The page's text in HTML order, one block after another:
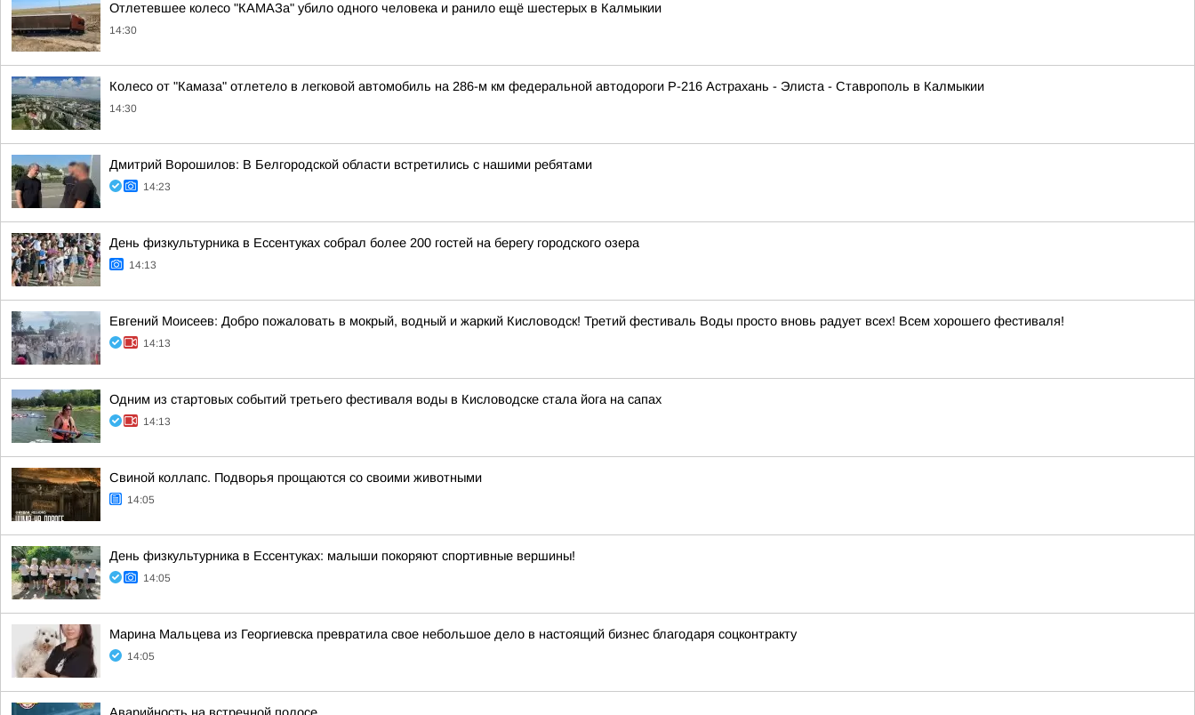
Отлетевшее колесо "КАМАЗа" убило одного человека и ранило ещё шестерых в Калмыкии
14:30
Колесо от "Камаза" отлетело в легковой автомобиль на 286-м км федеральной автодороги Р-216 Астрахань - Элиста - Ставрополь в Калмыкии
14:30
Дмитрий Ворошилов: В Белгородской области встретились с нашими ребятами
14:23
День физкультурника в Ессентуках собрал более 200 гостей на берегу городского озера
14:13
Евгений Моисеев: Добро пожаловать в мокрый, водный и жаркий Кисловодск! Третий фестиваль Воды просто вновь радует всех! Всем хорошего фестиваля!
14:13
Одним из стартовых событий третьего фестиваля воды в Кисловодске стала йога на сапах
14:13
Свиной коллапс. Подворья прощаются со своими животными
14:05
День физкультурника в Ессентуках: малыши покоряют спортивные вершины!
14:05
Марина Мальцева из Георгиевска превратила свое небольшое дело в настоящий бизнес благодаря соцконтракту
14:05